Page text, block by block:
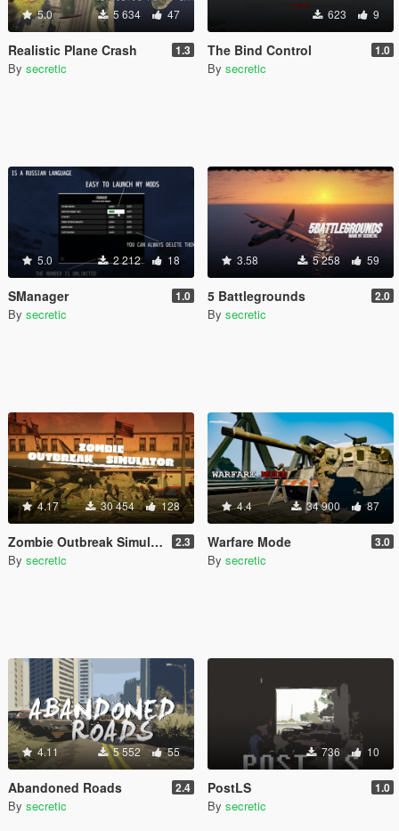
5.0 5 634 47
Realistic Plane Crash 1.3
By secretic
623 9
The Bind Control 1.0
By secretic
5.0 2 212 18
SManager 1.0
By secretic
3.58 5 258 59
5 Battlegrounds 2.0
By secretic
4.17 30 454 128
Zombie Outbreak Simulator 2.3
By secretic
4.4 34 900 87
Warfare Mode 3.0
By secretic
4.11 5 552 55
Abandoned Roads 2.4
By secretic
736 10
PostLS 1.0
By secretic